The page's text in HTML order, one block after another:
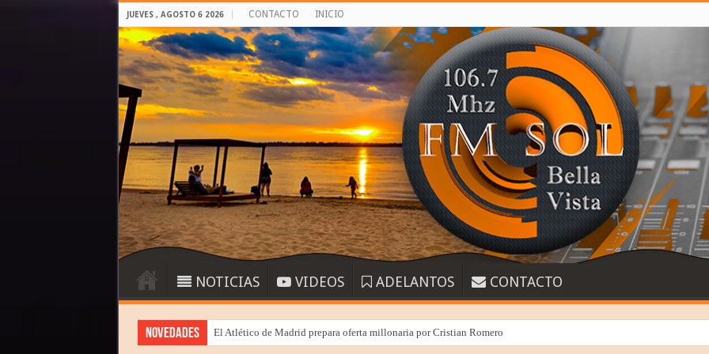
JUEVES , AGOSTO 6 2026 CONTACTO INICIO
NOTICIAS VIDEOS ADELANTOS CONTACTO
Novedades El Atlético de Madrid prepara oferta millonaria por Cristian Romero